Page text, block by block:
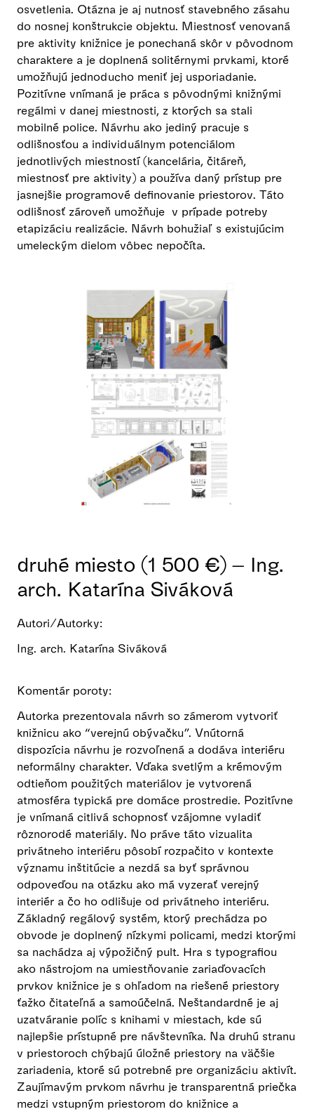
osvetlenia. Otázna je aj nutnosť stavebného zásahu
do nosnej konštrukcie objektu. Miestnosť venovaná
pre aktivity knižnice je ponechaná skôr v pôvodnom
charaktere a je doplnená solitérnymi prvkami, ktoré
umožňujú jednoducho meniť jej usporiadanie.
Pozitívne vnímaná je práca s pôvodnými knižnými
regálmi v danej miestnosti, z ktorých sa stali
mobilné police. Návrhu ako jediný pracuje s
odlišnosťou a individuálnym potenciálom
jednotlivých miestností (kancelária, čitáreň,
miestnosť pre aktivity) a používa daný prístup pre
jasnejšie programové definovanie priestorov. Táto
odlišnosť zároveň umožňuje v prípade potreby
etapizáciu realizácie. Návrh bohužiaľ s existujúcim
umeleckým dielom vôbec nepočíta.
druhé miesto (1 500 €) – Ing.
arch. Katarína Siváková
Autori/Autorky:
Ing. arch. Katarína Siváková
Komentár poroty:
Autorka prezentovala návrh so zámerom vytvoriť
knižnicu ako “verejnú obývačku”. Vnútorná
dispozícia návrhu je rozvoľnená a dodáva interiéru
neformálny charakter. Vďaka svetlým a krémovým
odtieňom použitých materiálov je vytvorená
atmosféra typická pre domáce prostredie. Pozitívne
je vnímaná citlivá schopnosť vzájomne vyladiť
rôznorodé materiály. No práve táto vizualita
privátneho interiéru pôsobí rozpačito v kontexte
významu inštitúcie a nezdá sa byť správnou
odpoveďou na otázku ako má vyzerať verejný
interiér a čo ho odlišuje od privátneho interiéru.
Základný regálový systém, ktorý prechádza po
obvode je doplnený nízkymi policami, medzi ktorými
sa nachádza aj výpožičný pult. Hra s typografiou
ako nástrojom na umiestňovanie zariaďovacích
prvkov knižnice je s ohľadom na riešené priestory
ťažko čitateľná a samoúčelná. Neštandardné je aj
uzatváranie políc s knihami v miestach, kde sú
najlepšie prístupné pre návštevníka. Na druhú stranu
v priestoroch chýbajú úložné priestory na väčšie
zariadenia, ktoré sú potrebné pre organizáciu aktivít.
Zaujímavým prvkom návrhu je transparentná priečka
medzi vstupným priestorom do knižnice a